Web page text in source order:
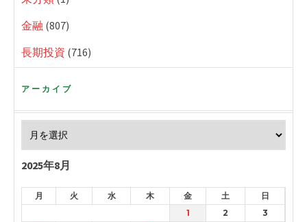
金融 (807)
長期投資 (716)
アーカイブ
2025年8月
月 火 水 木 金 土 日
1 2
3